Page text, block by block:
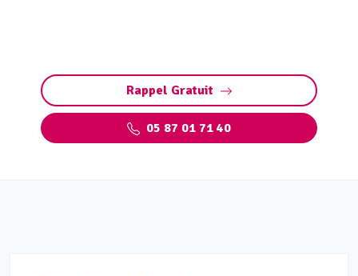
Rappel Gratuit
05 87 01 71 40